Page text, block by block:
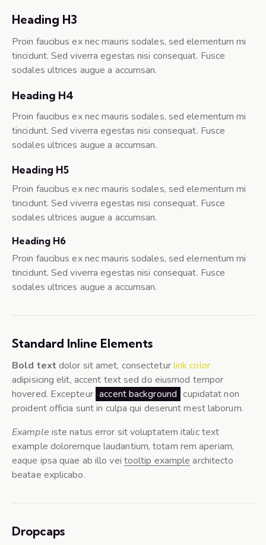
Heading H3
Proin faucibus ex nec mauris sodales, sed elementum mi
tincidunt. Sed viverra egestas nisi consequat. Fusce
sodales ultrices augue a accumsan.
Heading H4
Proin faucibus ex nec mauris sodales, sed elementum mi
tincidunt. Sed viverra egestas nisi consequat. Fusce
sodales ultrices augue a accumsan.
Heading H5
Proin faucibus ex nec mauris sodales, sed elementum mi
tincidunt. Sed viverra egestas nisi consequat. Fusce
sodales ultrices augue a accumsan.
Heading H6
Proin faucibus ex nec mauris sodales, sed elementum mi
tincidunt. Sed viverra egestas nisi consequat. Fusce
sodales ultrices augue a accumsan.
Standard Inline Elements
Bold text dolor sit amet, consecteturlink color
adipisicing elit, accent text sed do eiusmod tempor
hovered. Excepteur accent background cupidatat non
proident officia sunt in culpa qui deserunt mest laborum.
Example iste natus error sit voluptatem italic text
example doloremque laudantium, totam rem aperiam,
eaque ipsa quae ab illo vei tooltip example architecto
beatae explicabo.
Dropcaps